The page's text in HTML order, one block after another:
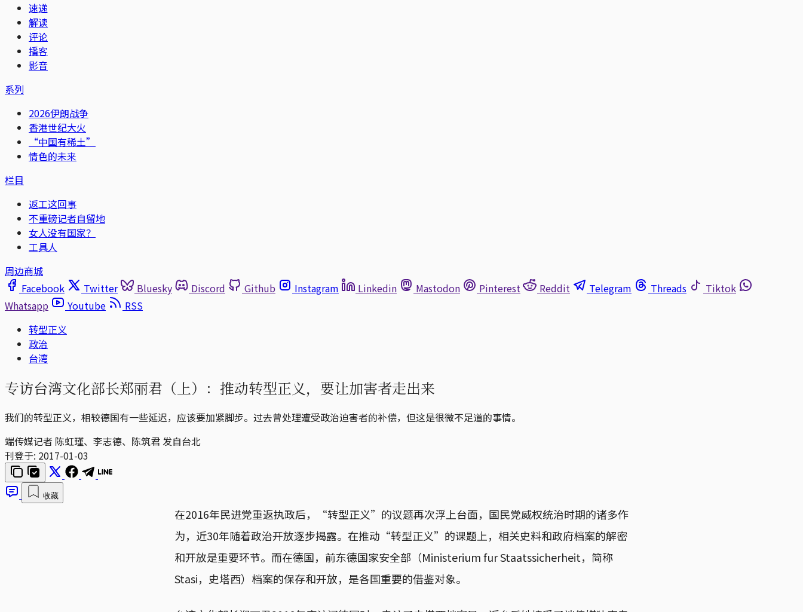
速递
解读
评论
播客
影音
系列
2026伊朗战争
香港世纪大火
“中国有稀土”
情色的未来
栏目
返工这回事
不重磅记者自留地
女人没有国家？
工具人
周边商城
Facebook
Twitter Bluesky Discord Github Instagram Linkedin Mastodon Pinterest Reddit Telegram Threads
Tiktok
Whatsapp
Youtube
RSS
转型正义
政治
台湾
专访台湾文化部长郑丽君（上）：推动转型正义，要让加害者走出来
我们的转型正义，相较德国有一些延迟，应该要加紧脚步。过去曾处理遭受政治迫害者的补偿，但这是很微不足道的事情。
端传媒记者 陈虹瑾、李志德、陈筑君 发自台北
刊登于: 2017-01-03
收藏
在2016年民进党重返执政后，“转型正义”的议题再次浮上台面，国民党威权统治时期的诸多作
为，近30年随着政治开放逐步揭露。在推动“转型正义”的课题上，相关史料和政府档案的解密
和开放是重要环节。而在德国，前东德国家安全部（Ministerium fur Staatssicherheit，简称
Stasi，史塔西）档案的保存和开放，是各国重要的借鉴对象。